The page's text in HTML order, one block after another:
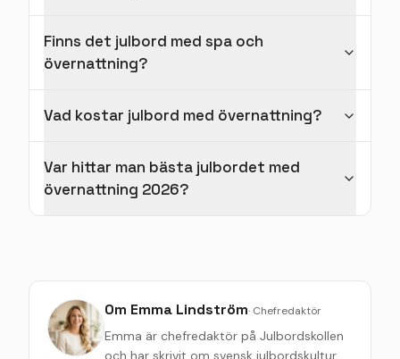
Finns det julbord med spa och
övernattning?
Vad kostar julbord med övernattning?
Var hittar man bästa julbordet med
övernattning 2026?
Om Emma Lindström· Chefredaktör
Emma är chefredaktör på Julbordskollen
och har skrivit om svensk julbordskultur